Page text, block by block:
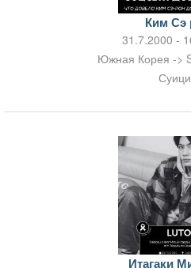
Ким Сэ
31.7.2000 -
Южная Корея ->
Итагаки